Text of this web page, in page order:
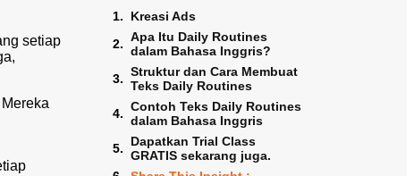
setiap
Kreasi Ads
Apa Itu Daily Routines
dalam Bahasa Inggris?
Struktur dan Cara Membuat
Teks Daily Routines
Contoh Teks Daily Routines
dalam Bahasa Inggris
Dapatkan Trial Class
GRATIS sekarang juga.